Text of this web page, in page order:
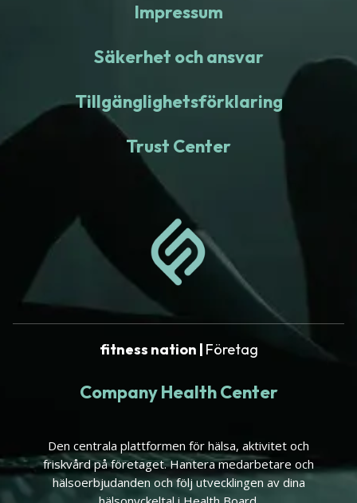
Impressum
Säkerhet och ansvar
Tillgänglighetsförklaring
Trust Center
fitness nation | Företag
Company Health Center
Den centrala plattformen för hälsa, aktivitet och
friskvård på företaget. Hantera medarbetare och
hälsoerbjudanden och följ utvecklingen av dina